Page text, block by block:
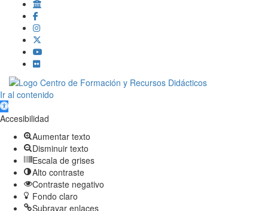
Scroll
Up
Ir al contenido
Abrir barra de herramientas
Accesibilidad
Aumentar texto
Disminuir texto
Escala de grises
Alto contraste
Contraste negativo
Fondo claro
Subrayar enlaces